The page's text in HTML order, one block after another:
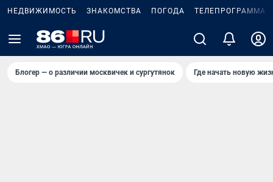
НЕДВИЖИМОСТЬ ЗНАКОМСТВА ПОГОДА ТЕЛЕПРОГРАММА
Блогер — о различии москвичек и сургутянок Где начать новую